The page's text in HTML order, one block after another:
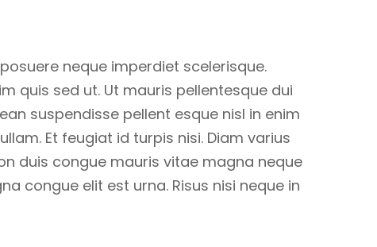
neque imperdiet scelerisque.
quis sed ut. Ut mauris pellentesque dui
suspendisse pellent esque nisl in enim
Et feugiat id turpis nisi. Diam varius
duis congue mauris vitae magna neque
congue elit est urna. Risus nisi neque in